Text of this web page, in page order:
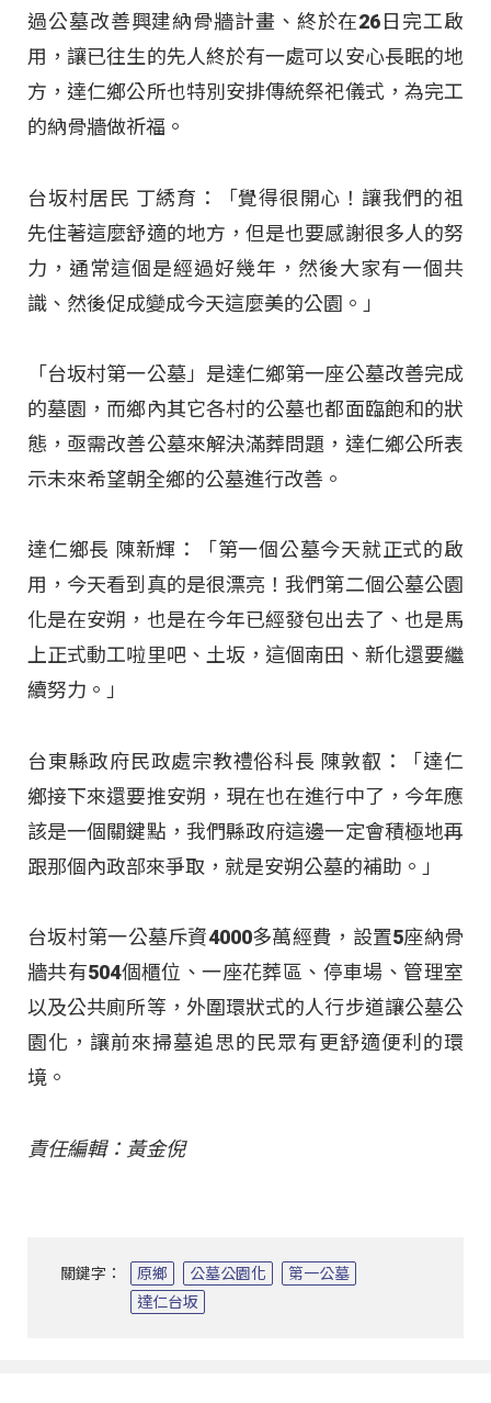
過公墓改善興建納骨牆計畫、終於在26日完工啟
用，讓已往生的先人終於有一處可以安心長眠的地
方，達仁鄉公所也特別安排傳統祭祀儀式，為完工
的納骨牆做祈福。
台坂村居民 丁綉育：「覺得很開心！讓我們的祖
先住著這麼舒適的地方，但是也要感謝很多人的努
力，通常這個是經過好幾年，然後大家有一個共
識、然後促成變成今天這麼美的公園。」
「台坂村第一公墓」是達仁鄉第一座公墓改善完成
的墓園，而鄉內其它各村的公墓也都面臨飽和的狀
態，亟需改善公墓來解決滿葬問題，達仁鄉公所表
示未來希望朝全鄉的公墓進行改善。
達仁鄉長 陳新輝：「第一個公墓今天就正式的啟
用，今天看到真的是很漂亮！我們第二個公墓公園
化是在安朔，也是在今年已經發包出去了、也是馬
上正式動工啦里吧、土坂，這個南田、新化還要繼
續努力。」
台東縣政府民政處宗教禮俗科長 陳敦叡：「達仁
鄉接下來還要推安朔，現在也在進行中了，今年應
該是一個關鍵點，我們縣政府這邊一定會積極地再
跟那個內政部來爭取，就是安朔公墓的補助。」
台坂村第一公墓斥資4000多萬經費，設置5座納骨
牆共有504個櫃位、一座花葬區、停車場、管理室
以及公共廁所等，外圍環狀式的人行步道讓公墓公
園化，讓前來掃墓追思的民眾有更舒適便利的環
境。
責任編輯：黃金倪
關鍵字： 原鄉 公墓公園化
第一公墓
達仁台坂